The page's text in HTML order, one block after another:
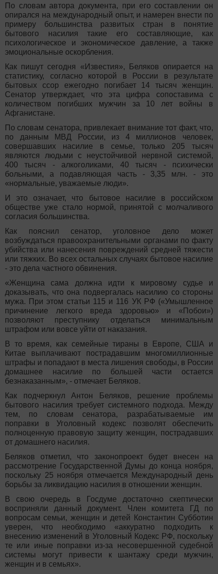
По словам автора документа, при его составлении он
опирался на международный опыт, и намерен внести по
примеру большинства развитых стран в понятие
бытового насилия такие его составляющие, как
психологическое и экономическое давление, а также
эмоциональные оскорбления.
Как пишут сегодня «Известия», Беляков опирается на
статистику, согласно которой в России в результате
бытовых ссор ежегодно погибает 14 тысяч женщин.
Сенатор утверждает, что эта цифра сопоставима с
количеством погибших мужчин за 10 лет войны в
Афганистане.
По словам сенатора, привлекает внимание тот факт, что,
по данным МВД России, из 4 миллионов человек,
совершавших насилие в семье, только 205 тысяч
являются людьми с неустойчивой нервной системой,
400 тысяч - алкоголиками, 40 тысяч - психически
больными, а подавляющая часть - 3,35 млн. - это
«нормальные, уважаемые люди».
И это означает, что бытовое насилие в российском
обществе уже стало нормой, принятой с молчаливого
согласия большинства.
Как пояснил сенатор, уголовное дело может
возбуждаться правоохранительными органами по факту
убийства или нанесения повреждений средней тяжести
или тяжких. Во всех остальных случаях бытовое насилие
- это дела частного обвинения.
«Женщина сама должна идти к мировому судье и
доказывать, что она подвергалась насилию со стороны
мужа. При этом статьи 115 и 116 УК РФ («Умышленное
причинение легкого вреда здоровью» и «Побои»)
позволяют преступнику отделаться минимальным
штрафом или вовсе уйти от наказания.
В то время, как семейные тираны в Европе, США и
Китае выплачивают пострадавшим многомиллионные
штрафы и попадают в места лишения свободы, в России
домашнее насилие по большей части остается
безнаказанным», - отмечает Беляков.
Как подчеркнул Антон Беляков, решение проблемы
бытового насилия требует системного подхода. Между
тем, по словам сенатора, разрабатываемые им
поправки в Уголовный кодекс позволят обеспечить
полноценную правовую защиту женщин, пострадавших
от домашнего насилия.
Беляков отметил, что законопроект будет внесен на
рассмотрение Государственной Думы до конца ноября,
поскольку 25 ноября отмечается Международный день
борьбы за ликвидацию насилия в отношении женщин.
В свою очередь в Госдуме достаточно скептически
восприняли данный документ. Член комитета ГД по
вопросам семьи, женщин и детей Константин Субботин
уверен, что необходимо «аккуратно подходить к
внесению изменений в Уголовный Кодекс РФ, поскольку
те или иные поправки из-за несовершенной судебной
системы могут привести к шантажу среди мужчин,
женщин и в семьях».